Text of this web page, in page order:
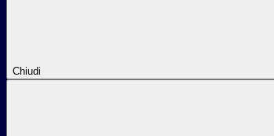
Chiudi